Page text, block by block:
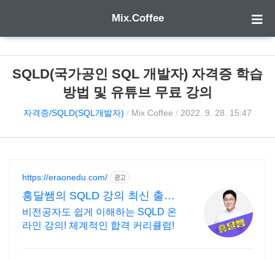
Mix.Coffee
SQLD(국가공인 SQL 개발자) 자격증 학습
방법 및 유튜브 무료 강의
자격증/SQLD(SQL개발자) / Mix Coffee / 2022. 9. 28. 15:47
https://eraonedu.com/ 광고
흥달쌤의 SQLD 강의 최신 출제
경향 반영
비전공자도 쉽게 이해하는 SQLD 온
라인 강의! 체계적인 합격 커리큘럼!